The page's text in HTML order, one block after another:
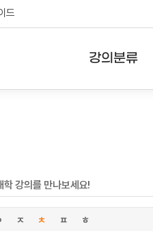
드
강의분류
학 강의를 만나보세요!
ㅈ ㅊ ㅍ ㅎ